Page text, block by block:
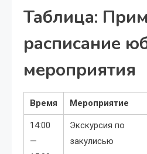
Таблица:
расписание
мероприятия
Время Мероприятие
14:00
—
Экскурсия по
закулисью